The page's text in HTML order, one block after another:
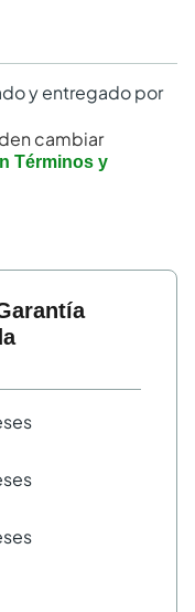
y entregado por
cambiar
Términos y